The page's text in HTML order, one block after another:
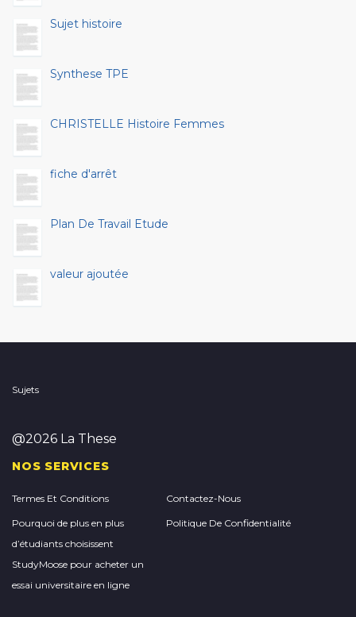
Sujet histoire
Synthese TPE
CHRISTELLE Histoire Femmes
fiche d'arrêt
Plan De Travail Etude
valeur ajoutée
Sujets
@2026 La These
NOS SERVICES
Termes Et Conditions Contactez-Nous
Pourquoi de plus en plus
d’étudiants choisissent
StudyMoose pour acheter un
essai universitaire en ligne
Politique De Confidentialité